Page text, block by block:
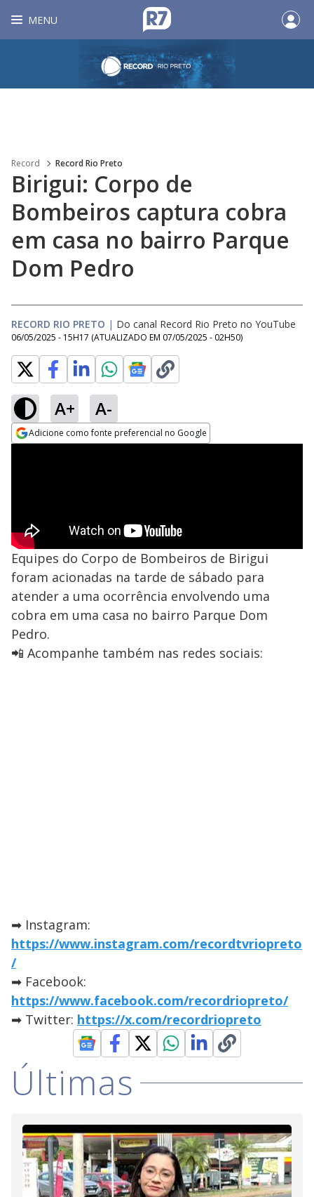
MENU
Record Record Rio Preto
Birigui: Corpo de
Bombeiros captura cobra
em casa no bairro Parque
Dom Pedro
RECORD RIO PRETO | Do canal Record Rio Preto no YouTube
06/05/2025 - 15H17 (ATUALIZADO EM 07/05/2025 - 02H50)
A+ A-
Adicione como fonte preferencial no Google
Equipes do Corpo de Bombeiros de Birigui
foram acionadas na tarde de sábado para
atender a uma ocorrência envolvendo uma
cobra em uma casa no bairro Parque Dom
Pedro.
📲 Acompanhe também nas redes sociais:
➡ Instagram:
https://www.instagram.com/recordtvriopreto
/
➡ Facebook:
https://www.facebook.com/recordriopreto/
➡ Twitter: https://x.com/recordriopreto
Últimas